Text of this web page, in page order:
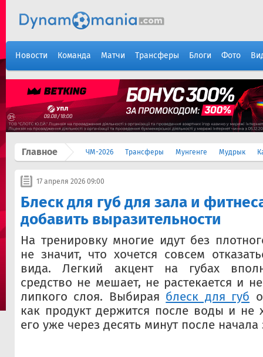
Новости Команда Матчи Трансферы Блоги Фото
Главное ЧМ-2026 Трансферы Мунгенге Мудрык
17 апреля 2026 09:00
Блеск для губ для зала и
добавить выразительности
На тренировку многие идут без
не значит, что хочется совсем
вида. Легкий акцент на губах
средство не мешает, не растекается и
липкого слоя. Выбирая блеск для губ
как продукт держится после воды и не
его уже через десять минут после начала